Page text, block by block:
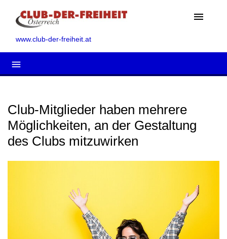
menu
www.club-der-freiheit.at
menu
Club-Mitglieder haben mehrere
Möglichkeiten, an der Gestaltung
des Clubs mitzuwirken